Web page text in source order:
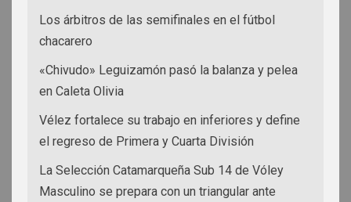
Los árbitros de las semifinales en el fútbol
chacarero
«Chivudo» Leguizamón pasó la balanza y pelea
en Caleta Olivia
Vélez fortalece su trabajo en inferiores y define
el regreso de Primera y Cuarta División
La Selección Catamarqueña Sub 14 de Vóley
Masculino se prepara con un triangular ante